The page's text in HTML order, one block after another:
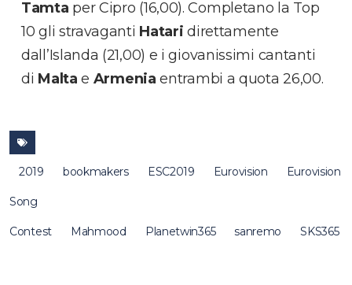
Tamta per Cipro (16,00). Completano la Top
10 gli stravaganti Hatari direttamente
dall’Islanda (21,00) e i giovanissimi cantanti
di Malta e Armenia entrambi a quota 26,00.
2019 bookmakers ESC2019 Eurovision Eurovision
Song
Contest Mahmood Planetwin365 sanremo SKS365